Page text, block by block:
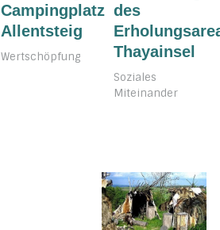
Campingplatz
Allentsteig
Wertschöpfung
des
Thayainsel
Soziales
Miteinander